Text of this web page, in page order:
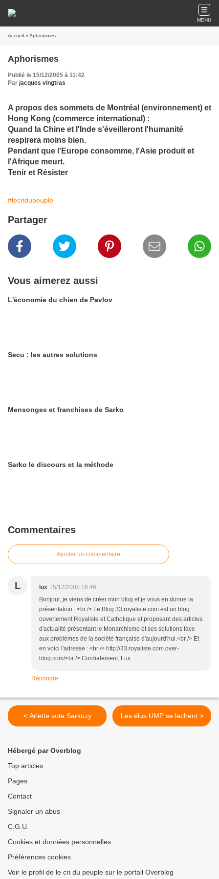
MENU
Accueil » Aphorismes
Aphorismes
Publié le 15/12/2005 à 11:42
Par jacques vingtras
A propos des sommets de Montréal (environnement) et
Hong Kong (commerce international) :
Quand la Chine et l'Inde s'éveilleront l'humanité
respirera moins bien.
Pendant que l'Europe consomme, l'Asie produit et
l'Afrique meurt.
Tenir et Résister
#lecridupeuple
Partager
Vous aimerez aussi
L'économie du chien de Pavlov
Secu : les autres solutions
Mensonges et franchises de Sarko
Sarko le discours et la méthode
Commentaires
Ajouter un commentaire
L lux 15/12/2005 16:46
Bonjour, je viens de créer mon blog et je vous en donne la
présentation : <br /> Le Blog 33.royaliste.com est un blog
ouvertement Royaliste et Catholique et proposant des articles
d'actualité présentant le Monarchisme et ses solutions face
aux problèmes de la société française d'aujourd'hui.<br /> Et
en voici l'adresse : <br /> http://33.royaliste.com.over-
blog.com/<br /> Cordialement, Lux
Répondre
< Arlette vote Sarkozy Les élus UMP se lachent >
Hébergé par Overblog
Top articles
Pages
Contact
Signaler un abus
C.G.U.
Cookies et données personnelles
Préférences cookies
Voir le profil de le cri du peuple sur le portail Overblog